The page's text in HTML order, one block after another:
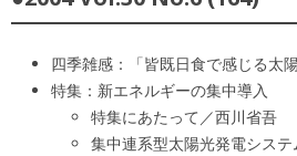
四季雑感：「皆既日食で感じる太
特集：新エネルギーの集中導入
特集にあたって／西川省吾
集中連系型太陽光発電システ